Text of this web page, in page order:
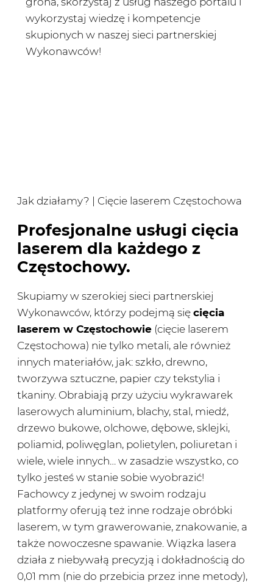
wykorzystaj wiedzę i kompetencje
skupionych w naszej sieci partnerskiej
Wykonawców!
Jak działamy? | Cięcie laserem Częstochowa
Profesjonalne usługi cięcia
laserem dla każdego z
Częstochowy.
Skupiamy w szerokiej sieci partnerskiej
Wykonawców, którzy podejmą się cięcia
laserem w Częstochowie (cięcie laserem
Częstochowa) nie tylko metali, ale również
innych materiałów, jak: szkło, drewno,
tworzywa sztuczne, papier czy tekstylia i
tkaniny. Obrabiają przy użyciu wykrawarek
laserowych aluminium, blachy, stal, miedź,
drzewo bukowe, olchowe, dębowe, sklejki,
poliamid, poliwęglan, polietylen, poliuretan i
wiele, wiele innych… w zasadzie wszystko, co
tylko jesteś w stanie sobie wyobrazić!
Fachowcy z jedynej w swoim rodzaju
platformy oferują też inne rodzaje obróbki
laserem, w tym grawerowanie, znakowanie, a
także nowoczesne spawanie. Wiązka lasera
działa z niebywałą precyzją i dokładnością do
0,01 mm (nie do przebicia przez inne metody),